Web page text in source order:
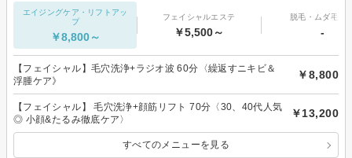
エイジングケア・リフトアッ
プ
￥8,800～
フェイシャルエステ
￥5,500～
脱毛・ムダ毛処
-
【フェイシャル】毛穴洗浄+ラジオ波 60分〈繰返すニキビ＆
浮腫ケア》
￥8,800
【フェイシャル】 毛穴洗浄+顔筋リフト 70分〈30、40代人気
◎ 小顔&たるみ徹底ケア〉
￥13,200
すべてのメニューを見る